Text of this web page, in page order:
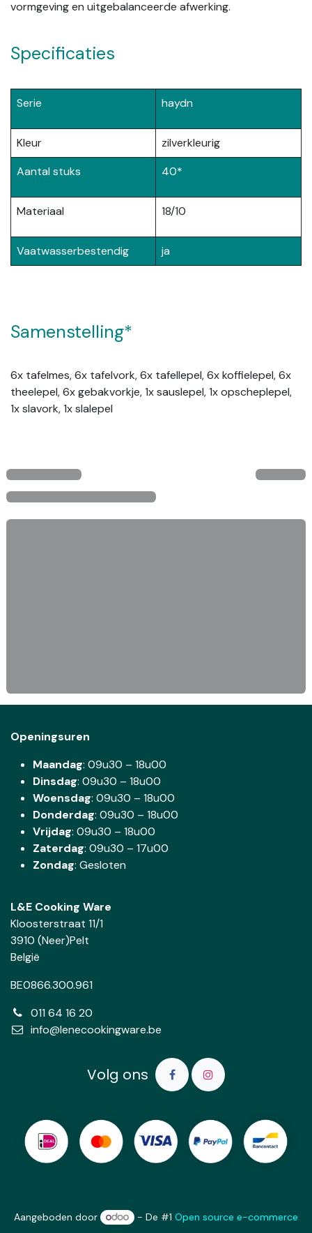
vormgeving en uitgebalanceerde afwerking.
Specificaties
Serie haydn
Kleur
zilverkleurig
Aantal stuks
40*
Materiaal 18/10
Vaatwasserbestendig ja
Samenstelling*
6x tafelmes, 6x tafelvork, 6x tafellepel, 6x koffielepel, 6x
theelepel, 6x gebakvorkje, 1x sauslepel, 1x opscheplepel,
1x slavork, 1x slalepel
Openingsuren
Maandag: 09u30 – 18u00
Dinsdag: 09u30 – 18u00
Woensdag: 09u30 – 18u00
Donderdag: 09u30 – 18u00
Vrijdag: 09u30 – 18u00
Zaterdag: 09u30 – 17u00
Zondag: Gesloten
L&E Cooking Ware
Kloosterstraat 11/1
3910 (Neer)Pelt
België
BE0866.300.961
011 64 16 20
info@lenecookingware.be
Volg ons
Aangeboden door - De #1 Open source e-commerce